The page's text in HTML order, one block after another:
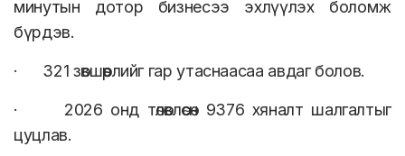
минутын дотор бизнесээ эхлүүлэх боломж
бүрдэв.
· 321 зөвшөөрлийг гар утаснаасаа авдаг болов.
· 2026 онд төлөвлөсөн 9376 хяналт шалгалтыг
цуцлав.